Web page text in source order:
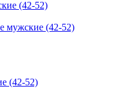
мужские (42-52)
(42-52)